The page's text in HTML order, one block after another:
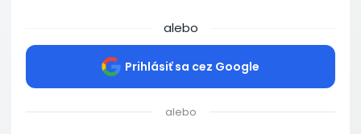
alebo
Prihlásiť sa cez Google
alebo